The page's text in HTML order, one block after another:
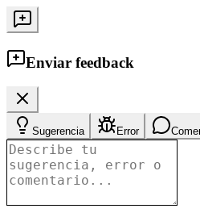
Enviar feedback
Sugerencia Error